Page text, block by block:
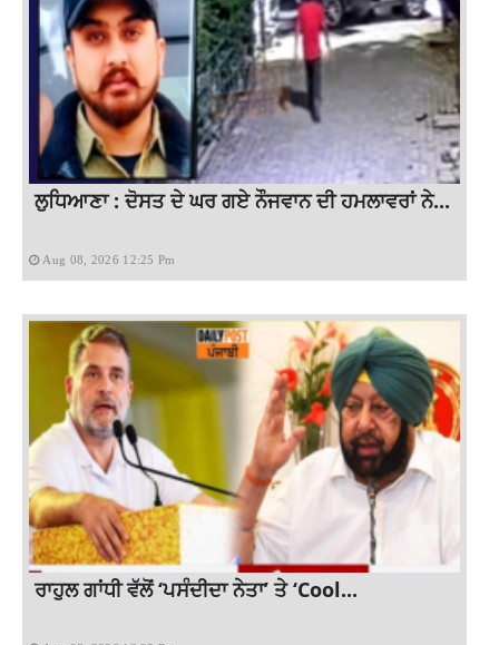
ਲੁਧਿਆਣਾ : ਦੋਸਤ ਦੇ ਘਰ ਗਏ ਨੌਜਵਾਨ ਦੀ ਹਮਲਾਵਰਾਂ ਨੇ...
Aug 08, 2026 12:25 Pm
ਰਾਹੁਲ ਗਾਂਧੀ ਵੱਲੋਂ ‘ਪਸੰਦੀਦਾ ਨੇਤਾ’ ਤੇ ‘Cool...